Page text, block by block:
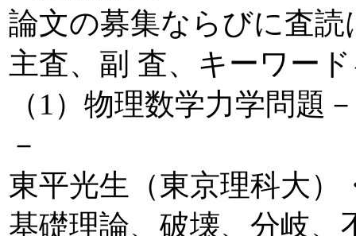
論文の募集ならびに査
主査、副 査、キーワー
（1）物理数学力学問題
－
東平光生（東京理科大
基礎理論、破壊、分岐